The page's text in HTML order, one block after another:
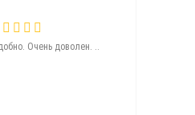
Очень доволен. ..